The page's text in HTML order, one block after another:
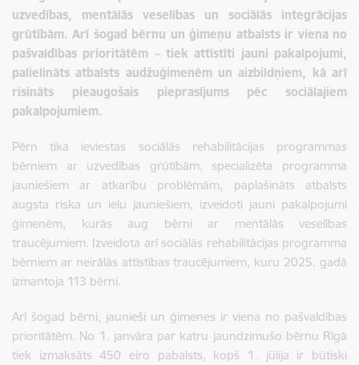
uzvedības, mentālās veselības un sociālās integrācijas
grūtībām. Arī šogad bērnu un ģimeņu atbalsts ir viena no
pašvaldības prioritātēm – tiek attīstīti jauni pakalpojumi,
palielināts atbalsts audžuģimenēm un aizbildņiem, kā arī
risināts pieaugošais pieprasījums pēc sociālajiem
pakalpojumiem.
Pērn tika ieviestas sociālās rehabilitācijas programmas
bērniem ar uzvedības grūtībām, specializēta programma
jauniešiem ar atkarību problēmām, paplašināts atbalsts
augsta riska un ielu jauniešiem, izveidoti jauni pakalpojumi
ģimenēm, kurās aug bērni ar mentālās veselības
traucējumiem. Izveidota arī sociālās rehabilitācijas programma
bērniem ar neirālās attīstības traucējumiem, kuru 2025. gadā
izmantoja 113 bērni.
Arī šogad bērni, jaunieši un ģimenes ir viena no pašvaldības
prioritātēm. No 1. janvāra par katru jaundzimušo bērnu Rīgā
tiek izmaksāts 450 eiro pabalsts, kopš 1. jūlija ir būtiski